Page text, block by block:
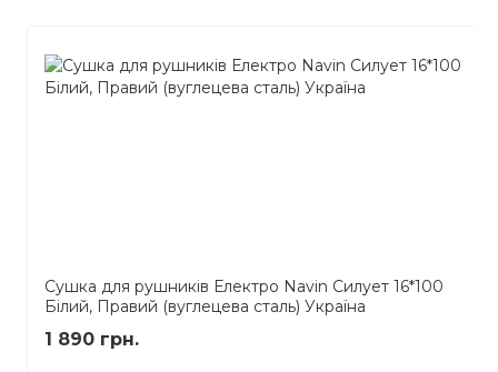
Сушка для рушників Електро Navin Силует 16*100
Білий, Правий (вуглецева сталь) Україна
1 890 грн.